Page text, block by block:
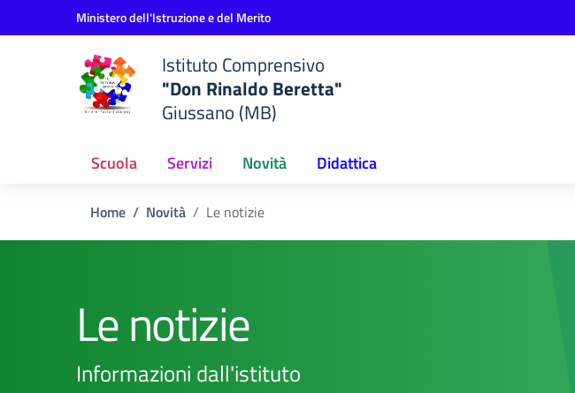
Vai ai contenuti
Vai al menu di navigazioneMinistero dell'Istruzione e del Merito
Istituto Comprensivo
"Don Rinaldo Beretta"
Giussano (MB)
Scuola Servizi Novità Didattica
Home Novità Le notizie
Le notizie
Informazioni dall'istituto